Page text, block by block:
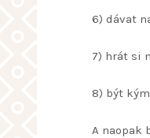
6) dávat
7) hrát si
8) být
A naopak